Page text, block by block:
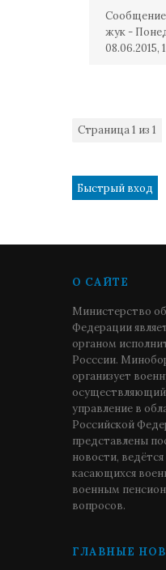
жук -
08.06.2015,
Страница1 из 1
О САЙТЕ
Министерство
Федерации
органом
Росссии.
организует
осуществляющий
управление в
Российской
представлены
новости,
касающихся
военным
вопросов.
ГЛАВНЫЕ